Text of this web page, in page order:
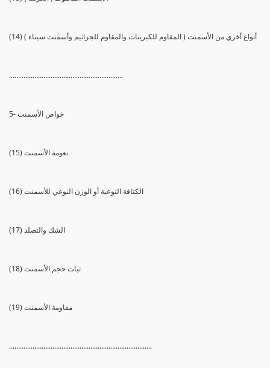
(14) أنواع أخري من الأسمنت ( المقاوم للكبريتات والمقاوم للجراثيم وأسمنت سيناء )
...............................................................
5- خواص الأسمنت
(15) نعومة الأسمنت
(16) الكثافة النوعية أو الوزن النوعي للأسمنت
(17) الشك والتصلد
(18) ثبات حجم الأسمنت
(19) مقاومة الأسمنت
...............................................................................